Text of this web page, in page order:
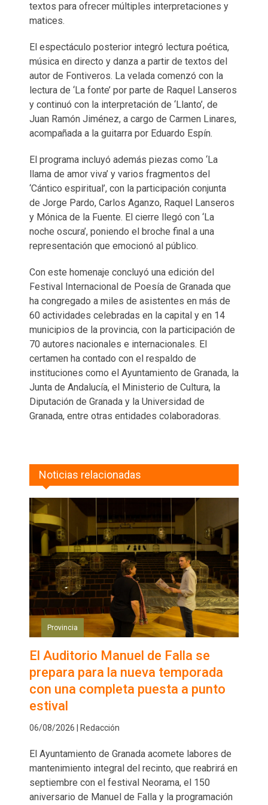
textos para ofrecer múltiples interpretaciones y
matices.
El espectáculo posterior integró lectura poética,
música en directo y danza a partir de textos del
autor de Fontiveros. La velada comenzó con la
lectura de ‘La fonte’ por parte de Raquel Lanseros
y continuó con la interpretación de ‘Llanto’, de
Juan Ramón Jiménez, a cargo de Carmen Linares,
acompañada a la guitarra por Eduardo Espín.
El programa incluyó además piezas como ‘La
llama de amor viva’ y varios fragmentos del
‘Cántico espiritual’, con la participación conjunta
de Jorge Pardo, Carlos Aganzo, Raquel Lanseros
y Mónica de la Fuente. El cierre llegó con ‘La
noche oscura’, poniendo el broche final a una
representación que emocionó al público.
Con este homenaje concluyó una edición del
Festival Internacional de Poesía de Granada que
ha congregado a miles de asistentes en más de
60 actividades celebradas en la capital y en 14
municipios de la provincia, con la participación de
70 autores nacionales e internacionales. El
certamen ha contado con el respaldo de
instituciones como el Ayuntamiento de Granada, la
Junta de Andalucía, el Ministerio de Cultura, la
Diputación de Granada y la Universidad de
Granada, entre otras entidades colaboradoras.
Noticias relacionadas
Provincia
El Auditorio Manuel de Falla se
prepara para la nueva temporada
con una completa puesta a punto
estival
06/08/2026 | Redacción
El Ayuntamiento de Granada acomete labores de
mantenimiento integral del recinto, que reabrirá en
septiembre con el festival Neorama, el 150
aniversario de Manuel de Falla y la programación